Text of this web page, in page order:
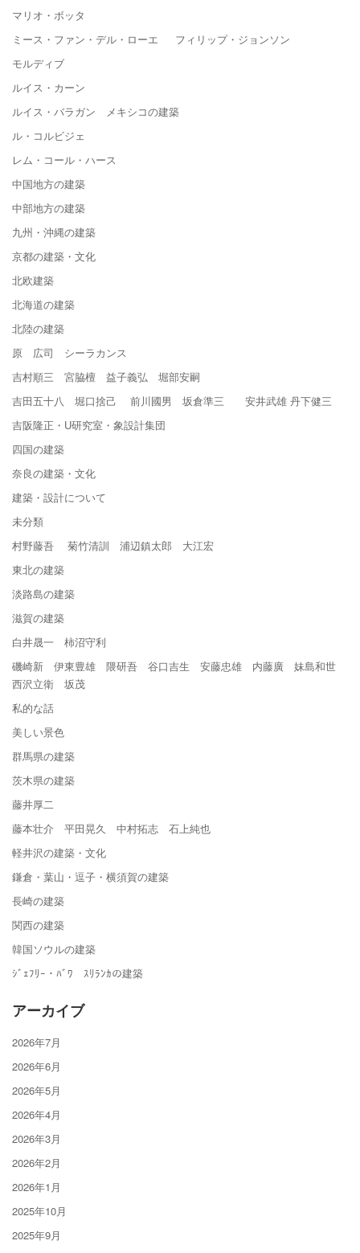
マリオ・ボッタ
ミース・ファン・デル・ローエ フィリップ・ジョンソン
モルディブ
ルイス・カーン
ルイス・バラガン メキシコの建築
ル・コルビジェ
レム・コール・ハース
中国地方の建築
中部地方の建築
九州・沖縄の建築
京都の建築・文化
北欧建築
北海道の建築
北陸の建築
原 広司 シーラカンス
吉村順三 宮脇檀 益子義弘 堀部安嗣
吉田五十八 堀口捨己 前川國男 坂倉準三 安井武雄 丹下健三
吉阪隆正・U研究室・象設計集団
四国の建築
奈良の建築・文化
建築・設計について
未分類
村野藤吾 菊竹清訓 浦辺鎮太郎 大江宏
東北の建築
淡路島の建築
滋賀の建築
白井晟一 柿沼守利
磯崎新 伊東豊雄 隈研吾 谷口吉生 安藤忠雄 内藤廣 妹島和世
西沢立衛 坂茂
私的な話
美しい景色
群馬県の建築
茨木県の建築
藤井厚二
藤本壮介 平田晃久 中村拓志 石上純也
軽井沢の建築・文化
鎌倉・葉山・逗子・横須賀の建築
長崎の建築
関西の建築
韓国ソウルの建築
ｼﾞｪﾌﾘｰ・ﾊﾞﾜ ｽﾘﾗﾝｶの建築
アーカイブ
2026年7月
2026年6月
2026年5月
2026年4月
2026年3月
2026年2月
2026年1月
2025年10月
2025年9月